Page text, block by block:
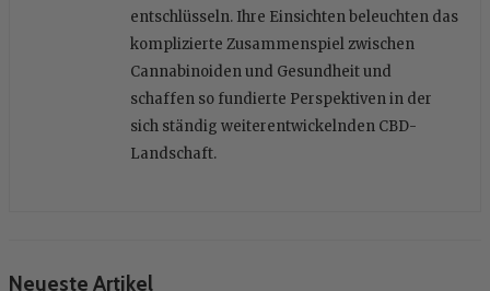
entschlüsseln. Ihre Einsichten beleuchten das
komplizierte Zusammenspiel zwischen
Cannabinoiden und Gesundheit und
schaffen so fundierte Perspektiven in der
sich ständig weiterentwickelnden CBD-
Landschaft.
Neueste Artikel